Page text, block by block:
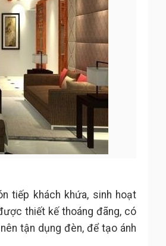
tiếp khách khứa, sinh hoạt
thiết kế thoáng đãng, có
tận dụng đèn, để tạo ánh